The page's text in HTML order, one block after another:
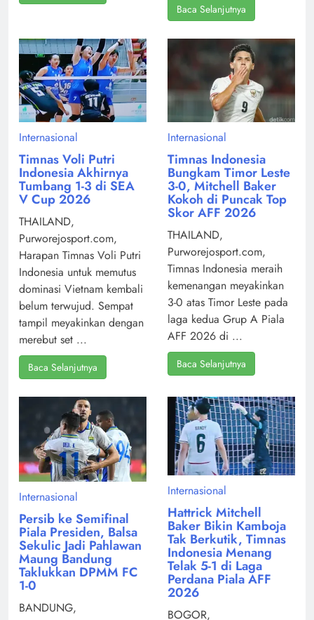
Baca Selanjutnya
Internasional
Timnas Voli Putri
Indonesia Akhirnya
Tumbang 1-3 di SEA
V Cup 2026
THAILAND,
Purworejosport.com,
Harapan Timnas Voli Putri
Indonesia untuk memutus
dominasi Vietnam kembali
belum terwujud. Sempat
tampil meyakinkan dengan
merebut set ...
Baca Selanjutnya
Internasional
Timnas Indonesia
Bungkam Timor Leste
3-0, Mitchell Baker
Kokoh di Puncak Top
Skor AFF 2026
THAILAND,
Purworejosport.com,
Timnas Indonesia meraih
kemenangan meyakinkan
3-0 atas Timor Leste pada
laga kedua Grup A Piala
AFF 2026 di ...
Baca Selanjutnya
Internasional
Persib ke Semifinal
Piala Presiden, Balsa
Sekulic Jadi Pahlawan
Maung Bandung
Taklukkan DPMM FC
1-0
BANDUNG,
Internasional
Hattrick Mitchell
Baker Bikin Kamboja
Tak Berkutik, Timnas
Indonesia Menang
Telak 5-1 di Laga
Perdana Piala AFF
2026
BOGOR,